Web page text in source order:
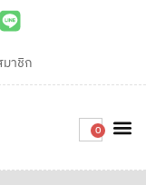
าชิก
0